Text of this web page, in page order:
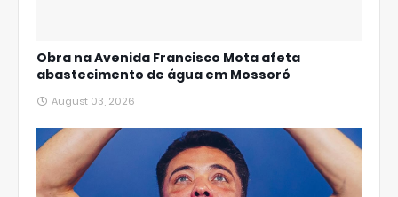
Obra na Avenida Francisco Mota afeta
abastecimento de água em Mossoró
August 03, 2026